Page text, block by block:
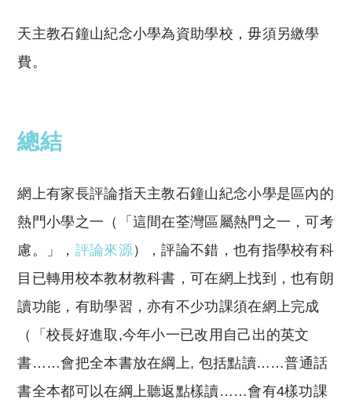
天主教石鐘山紀念小學為資助學校，毋須另繳學
費。
總結
網上有家長評論指天主教石鐘山紀念小學是區內的
熱門小學之一（「這間在荃灣區屬熱門之一，可考
慮。」， 評論來源），評論不錯，也有指學校有科
目已轉用校本教材教科書，可在網上找到，也有朗
讀功能，有助學習，亦有不少功課須在網上完成
（「校長好進取,今年小一已改用自己出的英文
書……會把全本書放在綱上, 包括點讀……普通話
書全本都可以在綱上聽返點樣讀……會有4樣功課